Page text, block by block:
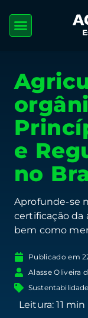
e
no
Aprofunde-se
certificação da
bem como
Publicado em
Alasse Oliveira
Sustentabilidade